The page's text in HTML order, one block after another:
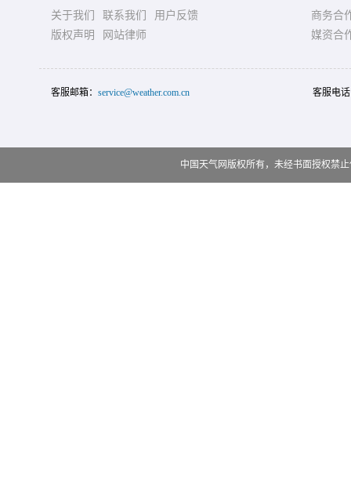
关于我们 联系我们
用户反馈
版权声明
网站律师
商务合
媒资合
客服邮箱： service@weather.com.cn 客服电
中国天气网版权所有，未经书面授权